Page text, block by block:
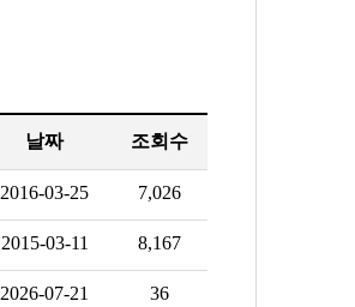
날짜 조회수
2016-03-25 7,026
2015-03-11 8,167
2026-07-21 36